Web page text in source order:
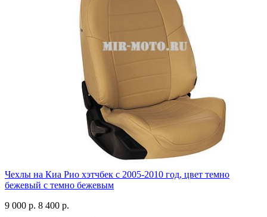
Чехлы на Киа Рио хэтчбек с 2005-2010 год, цвет темно
бежевый с темно бежевым
9 000 р. 8 400 р.